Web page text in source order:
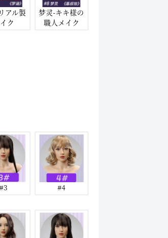
アル製
ク
梦灵-キキ様の
職人メイク
#3 #4